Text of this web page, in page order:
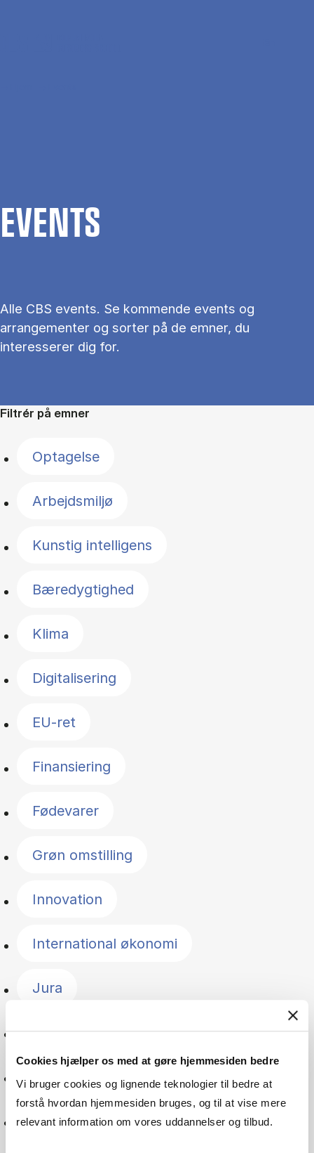
Cookies hjælper os med at gøre hjemmesiden bedre
Vi bruger cookies og lignende teknologier til bedre at
forstå hvordan hjemmesiden bruges, og til at vise mere
relevant information om vores uddannelser og tilbud.
EVENTS
Alle CBS events. Se kommende events og
arrangementer og sorter på de emner, du
interesserer dig for.
Filtrér på emner
Optagelse
Arbejdsmiljø
Kunstig intelligens
Bæredygtighed
Klima
Digitalisering
EU-ret
Finansiering
Fødevarer
Grøn omstilling
Innovation
International økonomi
Jura
Management
Offentlig sektor